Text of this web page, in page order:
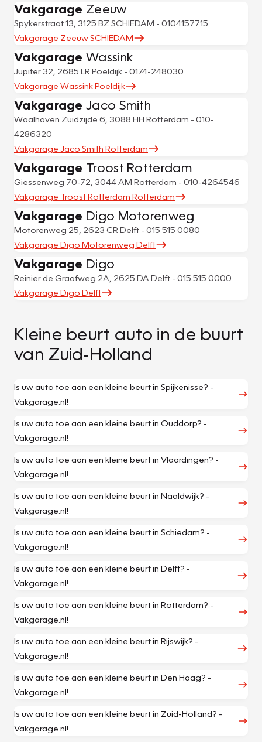
Vakgarage Zeeuw
Spykerstraat 13, 3125 BZ SCHIEDAM - 0104157715
Vakgarage Zeeuw SCHIEDAM
Vakgarage Wassink
Jupiter 32, 2685 LR Poeldijk - 0174-248030
Vakgarage Wassink Poeldijk
Vakgarage Jaco Smith
Waalhaven Zuidzijde 6, 3088 HH Rotterdam - 010-
4286320
Vakgarage Jaco Smith Rotterdam
Vakgarage Troost Rotterdam
Giessenweg 70-72, 3044 AM Rotterdam - 010-4264546
Vakgarage Troost Rotterdam Rotterdam
Vakgarage Digo Motorenweg
Motorenweg 25, 2623 CR Delft - 015 515 0080
Vakgarage Digo Motorenweg Delft
Vakgarage Digo
Reinier de Graafweg 2A, 2625 DA Delft - 015 515 0000
Vakgarage Digo Delft
Kleine beurt auto in de buurt
van Zuid-Holland
Is uw auto toe aan een kleine beurt in Spijkenisse? -
Vakgarage.nl!
Is uw auto toe aan een kleine beurt in Ouddorp? -
Vakgarage.nl!
Is uw auto toe aan een kleine beurt in Vlaardingen? -
Vakgarage.nl!
Is uw auto toe aan een kleine beurt in Naaldwijk? -
Vakgarage.nl!
Is uw auto toe aan een kleine beurt in Schiedam? -
Vakgarage.nl!
Is uw auto toe aan een kleine beurt in Delft? -
Vakgarage.nl!
Is uw auto toe aan een kleine beurt in Rotterdam? -
Vakgarage.nl!
Is uw auto toe aan een kleine beurt in Rijswijk? -
Vakgarage.nl!
Is uw auto toe aan een kleine beurt in Den Haag? -
Vakgarage.nl!
Is uw auto toe aan een kleine beurt in Zuid-Holland? -
Vakgarage.nl!